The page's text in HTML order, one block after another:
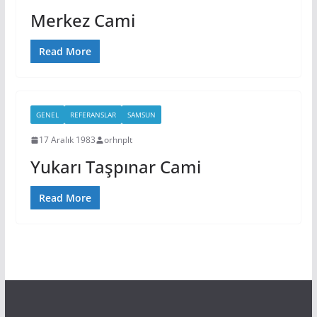
Merkez Cami
Read More
GENEL REFERANSLAR SAMSUN
17 Aralık 1983 orhnplt
Yukarı Taşpınar Cami
Read More